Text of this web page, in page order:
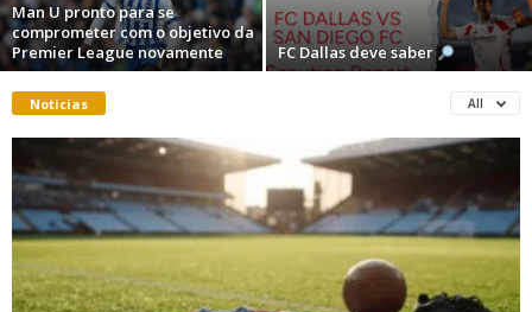
Man U pronto para se
comprometer com o objetivo da
Premier League novamente
FC Dallas deve saber
Noticias All